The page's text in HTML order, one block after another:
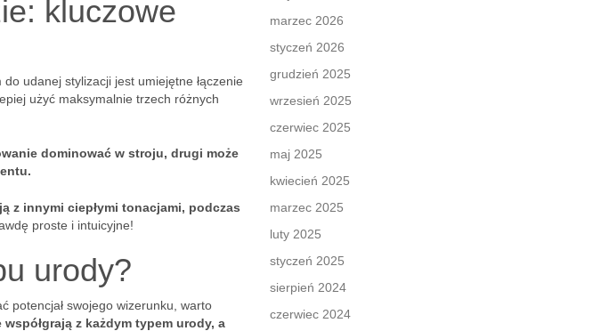
kluczowe
udanej stylizacji jest umiejętne łączenie
użyć maksymalnie trzech różnych
dominować w stroju, drugi może
z innymi ciepłymi tonacjami, podczas
proste i intuicyjne!
urody?
potencjał swojego wizerunku, warto
z każdym typem urody, a
marzec 2026
styczeń 2026
grudzień 2025
wrzesień 2025
czerwiec 2025
maj 2025
kwiecień 2025
marzec 2025
luty 2025
styczeń 2025
sierpień 2024
czerwiec 2024